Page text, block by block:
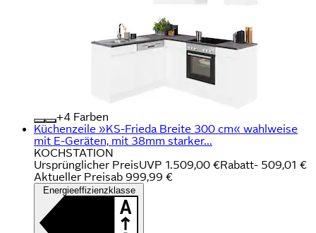
+
Farben
Küchenzeile »KS-Frieda Breite 300 cm« wahlweise
mit E-Geräten, mit 38mm starker...
KOCHSTATION
Ursprünglicher PreisUVP 1.509,00 €Rabatt- 509,01 €
Aktueller Preisab 999,99 €
Energieeffizienzklasse